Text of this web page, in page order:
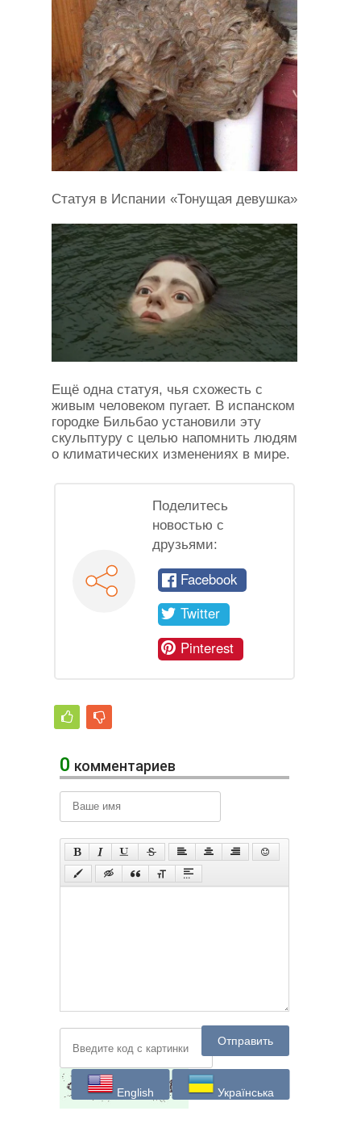
Статуя в Испании «Тонущая девушка»
Ещё одна статуя, чья схожесть с
живым человеком пугает. В испанском
городке Бильбао установили эту
скульптуру с целью напомнить людям
о климатических изменениях в мире.
Поделитесь
новостью с
друзьями:
Facebook
Twitter
Pinterest
0 комментариев
Отправить
English Українська